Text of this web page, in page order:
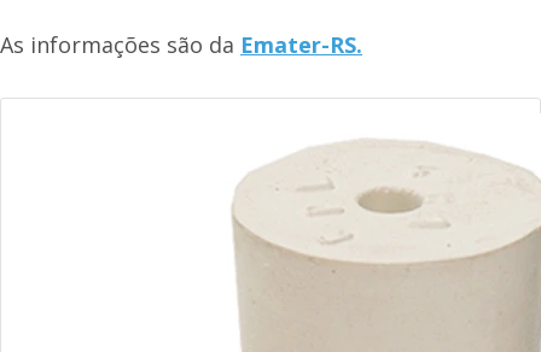
As informações são da Emater-RS.